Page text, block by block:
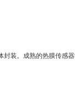
封装。成熟的热膜传感